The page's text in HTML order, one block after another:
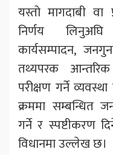
यस्तो मागदाबी वा
निर्णय लिनुअघि
कार्यसम्पादन,
तथ्यपरक आन्तरिक
परीक्षण गर्ने
क्रममा सम्बन्धित
गर्ने र स्पष्टीकरण
विधानमा उल्लेख छ।